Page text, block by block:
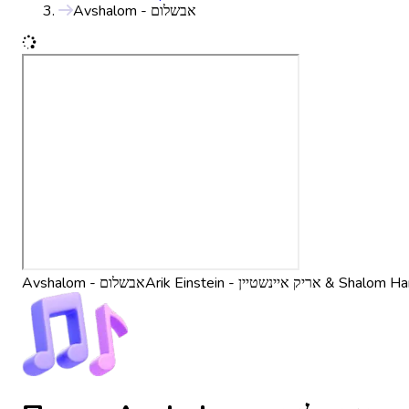
Avshalom - אבשלום
Avshalom - אבשלום